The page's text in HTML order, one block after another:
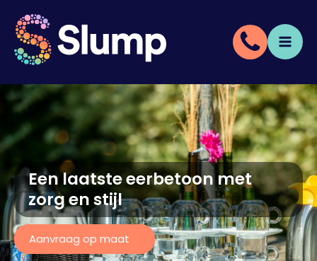
Een laatste eerbetoon met
zorg en stijl
Aanvraag op maat